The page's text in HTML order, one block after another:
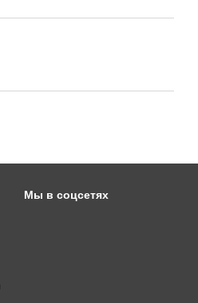
Мы в соцсетях